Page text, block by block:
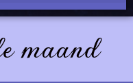
maand